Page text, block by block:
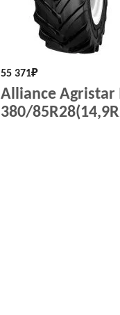
55 371₽
Alliance Agristar
380/